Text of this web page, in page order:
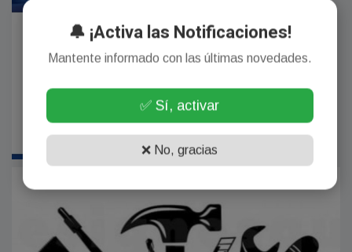
🔔 ¡Activa las Notificaciones!
Mantente informado con las últimas novedades.
✅ Sí, activar
❌ No, gracias